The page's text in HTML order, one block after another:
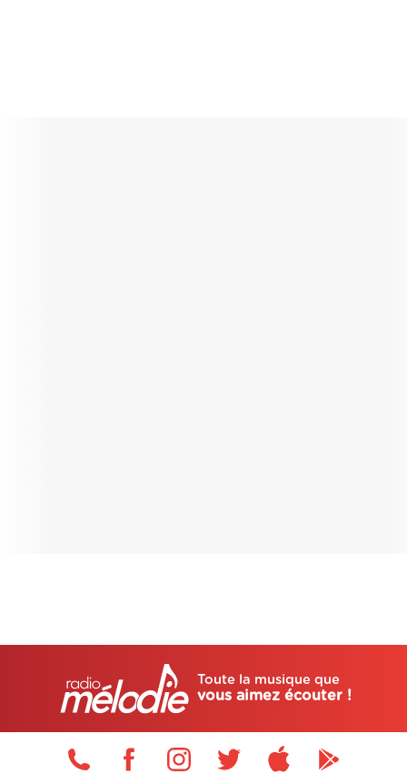
Toute la musique que
vous aimez écouter !